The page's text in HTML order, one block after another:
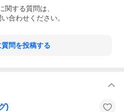
関する質問は、
合わせください。
問を投稿する
)